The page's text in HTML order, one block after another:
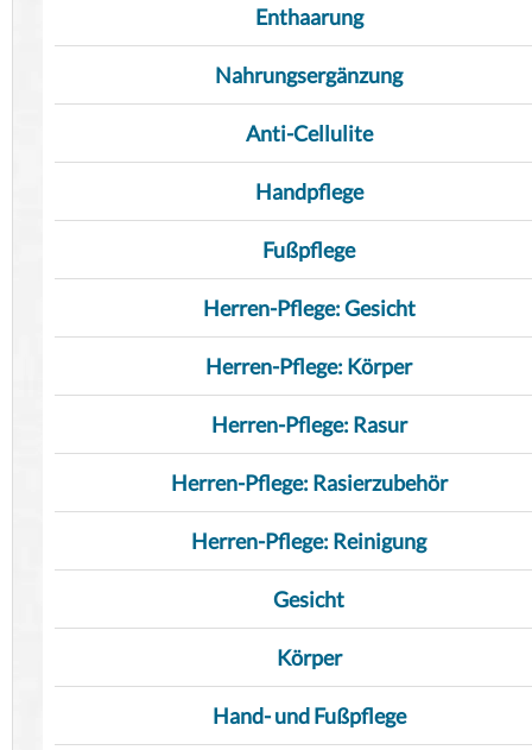
Enthaarung
Nahrungsergänzung
Anti-Cellulite
Handpflege
Fußpflege
Herren-Pflege: Gesicht
Herren-Pflege: Körper
Herren-Pflege: Rasur
Herren-Pflege: Rasierzubehör
Herren-Pflege: Reinigung
Gesicht
Körper
Hand- und Fußpflege